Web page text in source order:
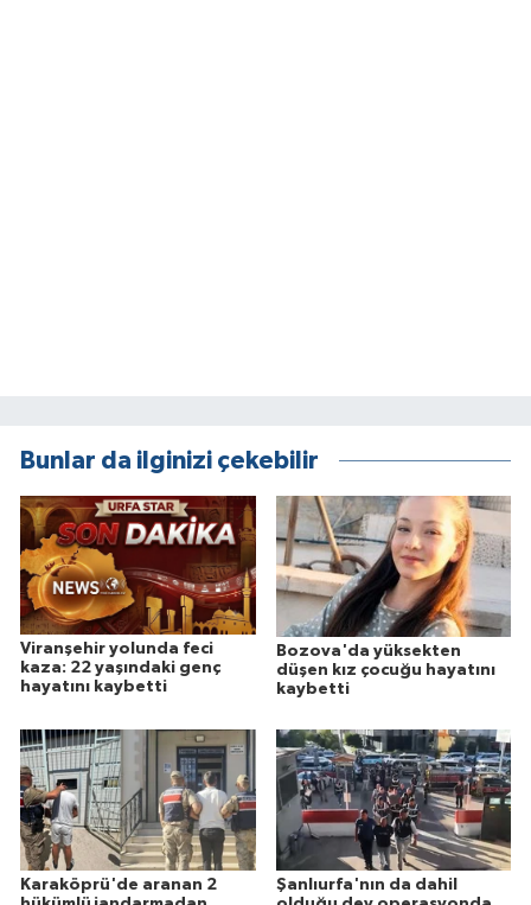
Bunlar da ilginizi çekebilir
Viranşehir yolunda feci
kaza: 22 yaşındaki genç
hayatını kaybetti
Bozova'da yüksekten
düşen kız çocuğu hayatını
kaybetti
Karaköprü'de aranan 2
Şanlıurfa'nın da dahil